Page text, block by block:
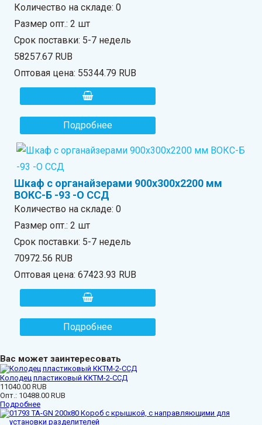
Количество на складе:0
Размер опт.: 2 шт
Срок поставки: 5-7 недель
58257.67 RUB
Оптовая цена: 55344.79 RUB
Подробнее
Шкаф с органайзерами 900х300х2200 мм
ВОКС-Б -93 -О ССД
Количество на складе:0
Размер опт.: 2 шт
Срок поставки: 5-7 недель
70972.56 RUB
Оптовая цена:67423.93 RUB
Подробнее
Вас может заинтересовать
Колодец пластиковый ККТМ-2-ССД
11040.00 RUB
Опт.: 10488.00 RUB
Подробнее